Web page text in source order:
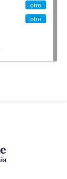
otro
otro